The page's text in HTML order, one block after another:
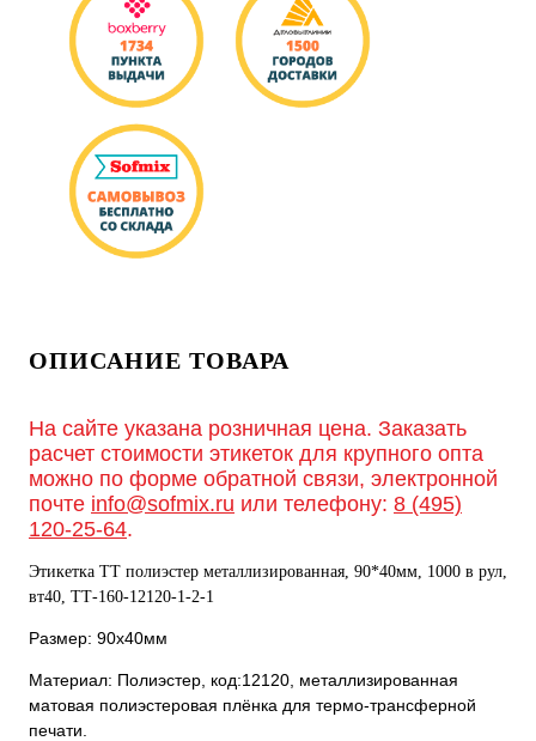
ОПИСАНИЕ ТОВАРА
На сайте указана розничная цена. Заказать
расчет стоимости этикеток для крупного опта
можно по форме обратной связи, электронной
почте info@sofmix.ru или телефону: 8 (495)
120-25-64.
Этикетка ТТ полиэстер металлизированная, 90*40мм, 1000 в рул,
вт40, ТТ-160-12120-1-2-1
Размер: 90х40мм
Материал: Полиэстер, код:12120, металлизированная
матовая полиэстеровая плёнка для термо-трансферной
печати.